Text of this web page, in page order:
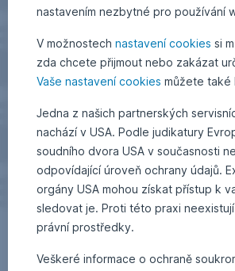
nastavením nezbytné pro používání
V možnostech nastavení cookies si
zda chcete přijmout nebo zakázat
Vaše nastavení cookies můžete také
Jedna z našich partnerských
nachází v USA. Podle judikatury
soudního dvora USA v současnosti
odpovídající úroveň ochrany údajů.
orgány USA mohou získat přístup k
sledovat je. Proti této praxi
právní prostředky.
Veškeré informace o ochraně